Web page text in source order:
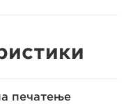
печатење